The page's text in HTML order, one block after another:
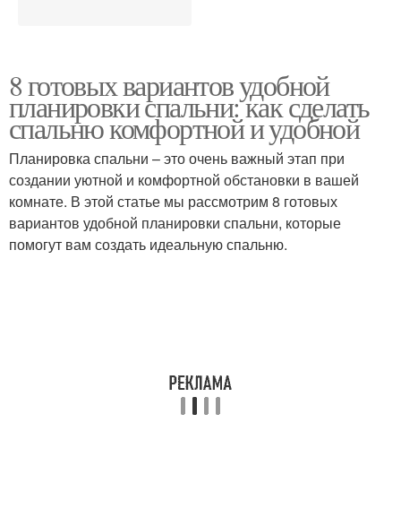
8 готовых вариантов удобной
планировки спальни: как сделать
спальню комфортной и удобной
Планировка спальни – это очень важный этап при
создании уютной и комфортной обстановки в вашей
комнате. В этой статье мы рассмотрим 8 готовых
вариантов удобной планировки спальни, которые
помогут вам создать идеальную спальню.